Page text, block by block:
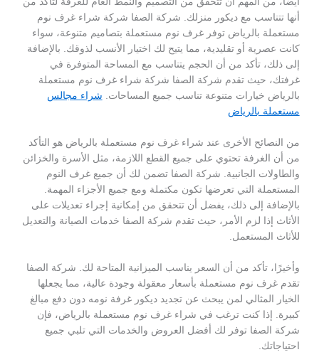
أنها تتناسب مع ديكور منزلك. شركة الصفا شركة شراء غرف نوم
مستعملة بالرياض توفر غرف نوم مستعملة بتصاميم متنوعة، سواء
كانت عصرية أو تقليدية، مما يتيح لك اختيار الأنسب لذوقك. بالإضافة
إلى ذلك، تأكد من أن الحجم يتناسب مع المساحة المتوفرة في
غرفتك، حيث تقدم شركة الصفا شركة شراء غرف نوم مستعملة
بالرياض خيارات متنوعة تناسب جميع المساحات. شراء مجالس
مستعملة بالرياض
من النصائح الأخرى عند شراء غرف نوم مستعملة بالرياض هو التأكد
من أن الغرفة تحتوي على جميع القطع اللازمة، مثل الأسرة والخزائن
والطاولات الجانبية. شركة الصفا تضمن لك أن جميع غرف النوم
المستعملة التي تعرضها تكون مكتملة ومع جميع الأجزاء المهمة.
بالإضافة إلى ذلك، يفضل أن تتحقق من إمكانية إجراء تعديلات على
الأثاث إذا لزم الأمر، حيث تقدم شركة الصفا خدمات الصيانة والتعديل
للأثاث المستعمل.
وأخيرًا، تأكد من أن السعر يناسب الميزانية المتاحة لك. شركة الصفا
تقدم غرف نوم مستعملة بأسعار معقولة وجودة عالية، مما يجعلها
الخيار المثالي لمن يبحث عن تجديد ديكور غرفة نومه دون دفع مبالغ
كبيرة. إذا كنت ترغب في شراء غرف نوم مستعملة بالرياض، فإن
شركة الصفا توفر لك أفضل العروض والخدمات التي تلبي جميع
احتياجاتك.